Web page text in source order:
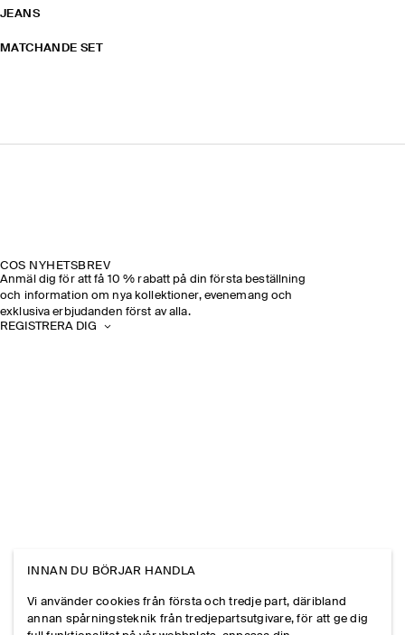
JEANS
MATCHANDE SET
COS NYHETSBREV
Anmäl dig för att få 10 % rabatt på din första beställning
och information om nya kollektioner, evenemang och
exklusiva erbjudanden först av alla.
REGISTRERA DIG
INNAN DU BÖRJAR HANDLA
Vi använder cookies från första och tredje part, däribland
annan spårningsteknik från tredjepartsutgivare, för att ge dig